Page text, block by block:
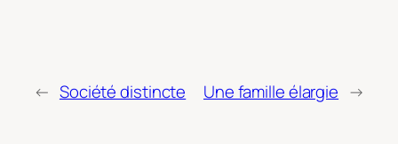
← Société distincte Une famille élargie →